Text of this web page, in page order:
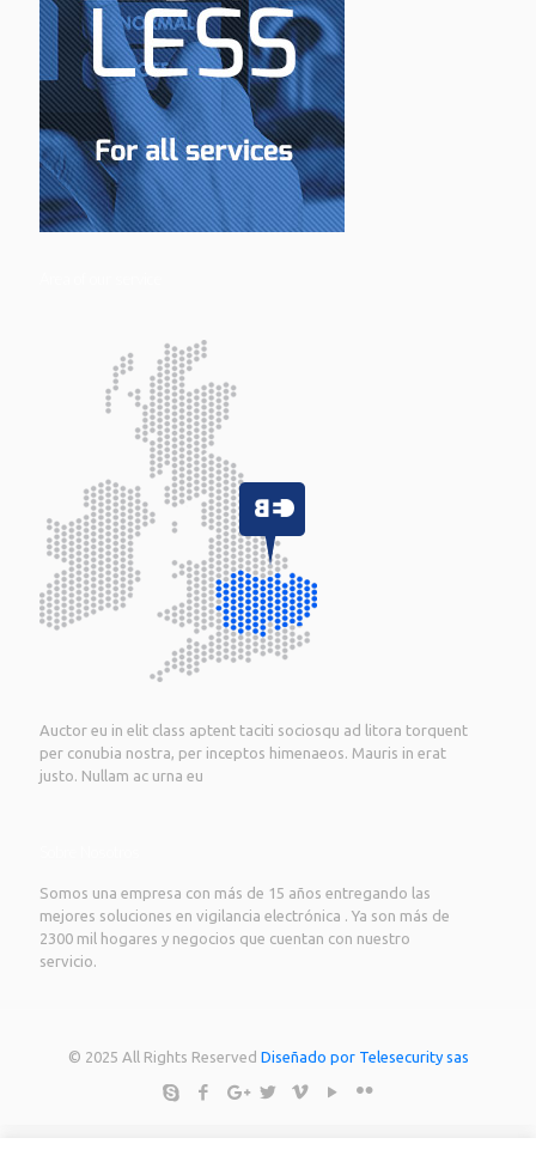
Auctor eu in elit class aptent taciti sociosqu ad litora torquent
per conubia nostra, per inceptos himenaeos. Mauris in erat
justo. Nullam ac urna eu
Somos una empresa con más de 15 años entregando las
mejores soluciones en vigilancia electrónica . Ya son más de
2300 mil hogares y negocios que cuentan con nuestro
servicio.
© 2025 All Rights Reserved Diseñado por Telesecurity sas